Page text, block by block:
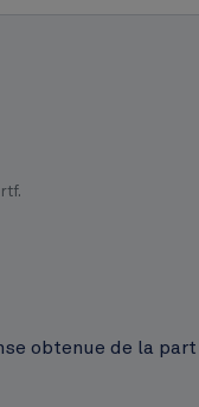
rtf.
obtenue de la